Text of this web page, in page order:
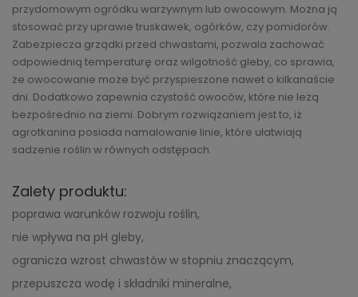
przydomowym ogródku warzywnym lub owocowym. Można ją
stosować przy uprawie truskawek, ogórków, czy pomidorów.
Zabezpiecza grządki przed chwastami, pozwala zachować
odpowiednią temperaturę oraz wilgotność gleby, co sprawia,
że owocowanie może być przyspieszone nawet o kilkanaście
dni. Dodatkowo zapewnia czystość owoców, które nie leżą
bezpośrednio na ziemi. Dobrym rozwiązaniem jest to, iż
agrotkanina posiada namalowanie linie, które ułatwiają
sadzenie roślin w równych odstępach.
Zalety produktu:
poprawa warunków rozwoju roślin,
nie wpływa na pH gleby,
ogranicza wzrost chwastów w stopniu znaczącym,
przepuszcza wodę i składniki mineralne,